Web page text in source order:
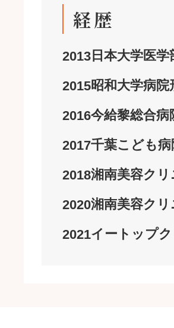
経歴
2013 日本大学医学
2015昭和大学病院
2016今給黎総合病
2017千葉こども病
2018湘南美容クリ
2020湘南美容クリ
2021イートップ